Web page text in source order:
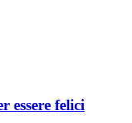
essere felici